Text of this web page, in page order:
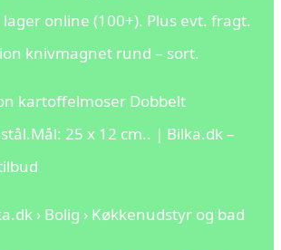
lager online (100+). Plus evt. fragt.
knivmagnet rund – sort.
kartoffelmoser Dobbelt
25 x 12 cm.. | Bilka.dk –
› Bolig › Køkkenudstyr og bad